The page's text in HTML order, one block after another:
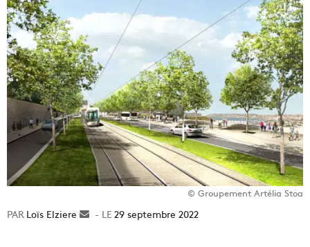
© Groupement Artélia Stoa
Loïs Elziere
Envoyer29 septembre 2022